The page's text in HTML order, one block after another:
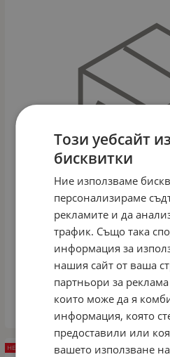
ДЕТСКО ЛЕГЛО
Арт.№:
НЕНАЛИЧЕН
Този уебсайт
бисквитки
Ние използваме
персонализираме
рекламите и да
трафик. Също така
информация за
нашия сайт от ваша
партньори за
които може да я
информация, която
предоставили или
вашето използване